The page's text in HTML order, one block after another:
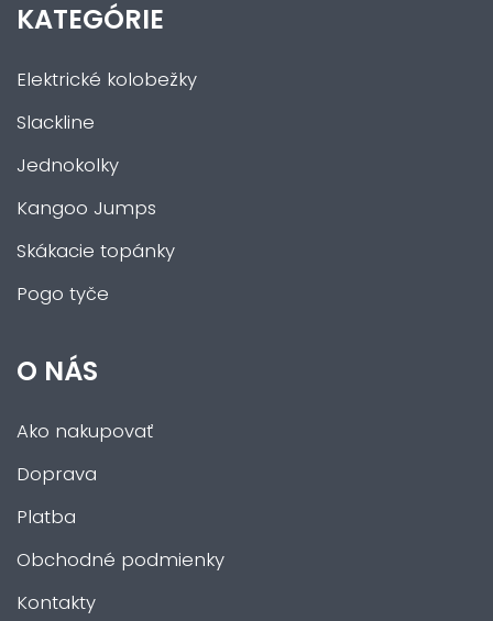
KATEGÓRIE
Elektrické kolobežky
Slackline
Jednokolky
Kangoo Jumps
Skákacie topánky
Pogo tyče
O NÁS
Ako nakupovať
Doprava
Platba
Obchodné podmienky
Kontakty